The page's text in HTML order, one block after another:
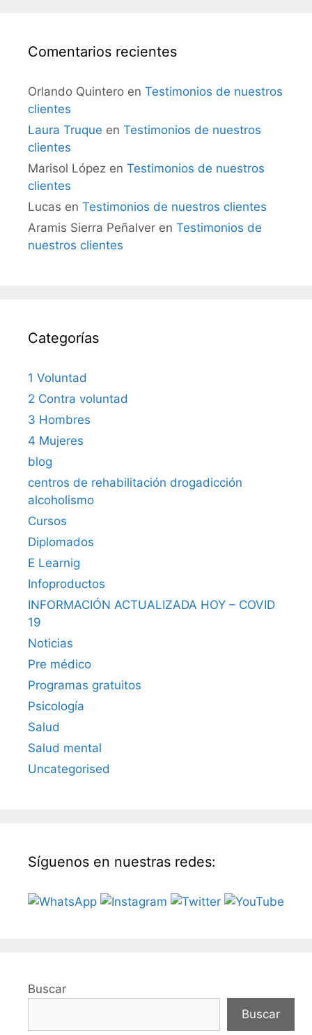
Comentarios recientes
Orlando Quintero en Testimonios de nuestros
clientes
Laura Truque en Testimonios de nuestros
clientes
Marisol López en Testimonios de nuestros
clientes
Lucas en Testimonios de nuestros clientes
Aramis Sierra Peñalver en Testimonios de
nuestros clientes
Categorías
1 Voluntad
2 Contra voluntad
3 Hombres
4 Mujeres
blog
centros de rehabilitación drogadicción
alcoholismo
Cursos
Diplomados
E Learnig
Infoproductos
INFORMACIÓN ACTUALIZADA HOY – COVID
19
Noticias
Pre médico
Programas gratuitos
Psicología
Salud
Salud mental
Uncategorised
Síguenos en nuestras redes:
Buscar
Buscar